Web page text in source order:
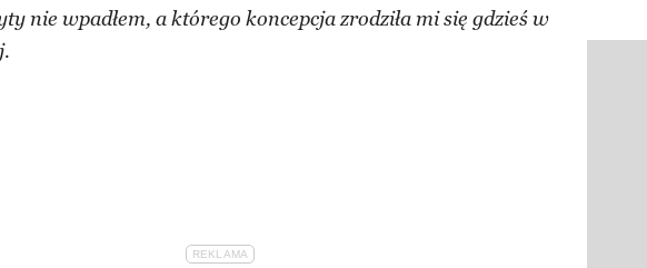
nie wpadłem, a którego koncepcja zrodziła mi się gdzieś w